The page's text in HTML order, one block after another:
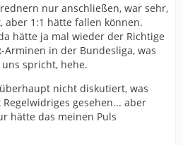
nur anschließen, war sehr,
aber 1:1 hätte fallen können.
hätte ja mal wieder der Richtige
Arminen in der Bundesliga, was
spricht, hehe.
nicht diskutiert, was
gesehen... aber
hätte das meinen Puls